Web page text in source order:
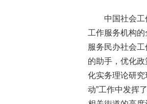
中国社会
工作服务机构
服务民办社会
的助手，优化
化实务理论研
动”工作中发挥